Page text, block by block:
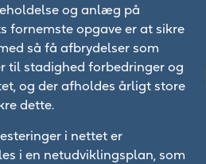
og anlæg på
fornemste opgave er at sikre
så få afbrydelser som
til stadighed forbedringer og
og der afholdes årligt store
dette.
i nettet er
i en netudviklingsplan, som